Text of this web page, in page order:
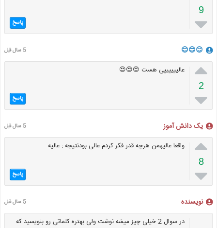
9
 پاسخ
😊😊😊 5 سال قبل

2

عالییییییی هست 😍😍😍
پاسخ
یک دانش آموز 5 سال قبل

8

واقعا عالیهمن هرچه قدر فکر کردم عالی بودنتیجه : عالیه
پاسخ
نویسنده 5 سال قبل
در سوال 2 خیلی چیز میشه نوشت ولی بهتره کلماتی رو بنویسید که